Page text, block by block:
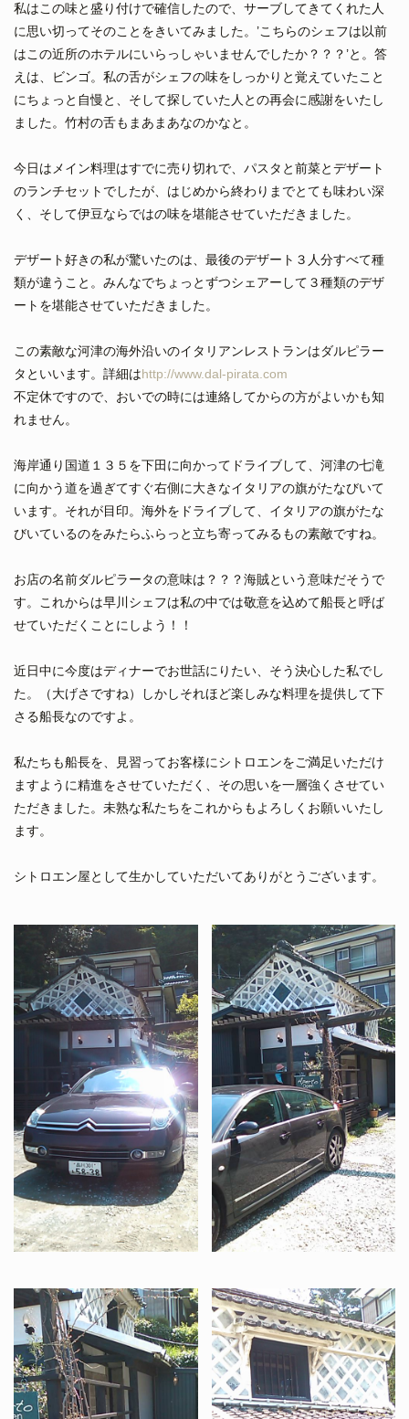
私はこの味と盛り付けで確信したので、サーブしてきてくれた人
に思い切ってそのことをきいてみました。’こちらのシェフは以前
はこの近所のホテルにいらっしゃいませんでしたか？？？’と。答
えは、ビンゴ。私の舌がシェフの味をしっかりと覚えていたこと
にちょっと自慢と、そして探していた人との再会に感謝をいたし
ました。竹村の舌もまあまあなのかなと。
今日はメイン料理はすでに売り切れで、パスタと前菜とデザート
のランチセットでしたが、はじめから終わりまでとても味わい深
く、そして伊豆ならではの味を堪能させていただきました。
デザート好きの私が驚いたのは、最後のデザート３人分すべて種
類が違うこと。みんなでちょっとずつシェアーして３種類のデザ
ートを堪能させていただきました。
この素敵な河津の海外沿いのイタリアンレストランはダルピラー
タといいます。詳細はhttp://www.dal-pirata.com
不定休ですので、おいでの時には連絡してからの方がよいかも知
れません。
海岸通り国道１３５を下田に向かってドライブして、河津の七滝
に向かう道を過ぎてすぐ右側に大きなイタリアの旗がたなびいて
います。それが目印。海外をドライブして、イタリアの旗がたな
びいているのをみたらふらっと立ち寄ってみるもの素敵ですね。
お店の名前ダルピラータの意味は？？？海賊という意味だそうで
す。これからは早川シェフは私の中では敬意を込めて船長と呼ば
せていただくことにしよう！！
近日中に今度はディナーでお世話にりたい、そう決心した私でし
た。（大げさですね）しかしそれほど楽しみな料理を提供して下
さる船長なのですよ。
私たちも船長を、見習ってお客様にシトロエンをご満足いただけ
ますように精進をさせていただく、その思いを一層強くさせてい
ただきました。未熟な私たちをこれからもよろしくお願いいたし
ます。
シトロエン屋として生かしていただいてありがとうございます。